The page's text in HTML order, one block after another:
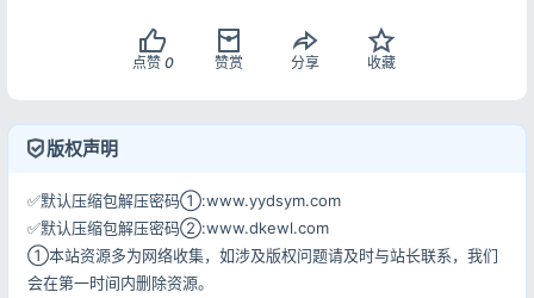
点赞 0 赞赏 分享 收藏
版权声明
✅默认压缩包解压密码①:www.yydsym.com
✅默认压缩包解压密码②:www.dkewl.com
①本站资源多为网络收集，如涉及版权问题请及时与站长联系，我们
会在第一时间内删除资源。